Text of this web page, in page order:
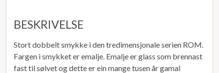
BESKRIVELSE
Stort dobbelt smykke i den tredimensjonale serien ROM.
Fargen i smykket er emalje. Emalje er glass som brennast
fast til sølvet og dette er ein mange tusen år gamal